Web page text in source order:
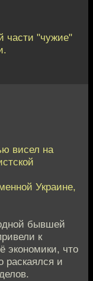
части "чужие"
висел на
Украине,
бывшей
к
экономики, что
раскаялся и